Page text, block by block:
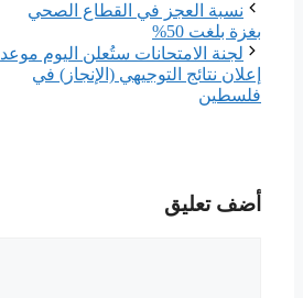
نسبة العجز في القطاع الصحي
بغزة بلغت 50%
لجنة الامتحانات ستُعلن اليوم موعد
إعلان نتائج التوجيهي (الإنجاز) في
فلسطين
أضف تعليق